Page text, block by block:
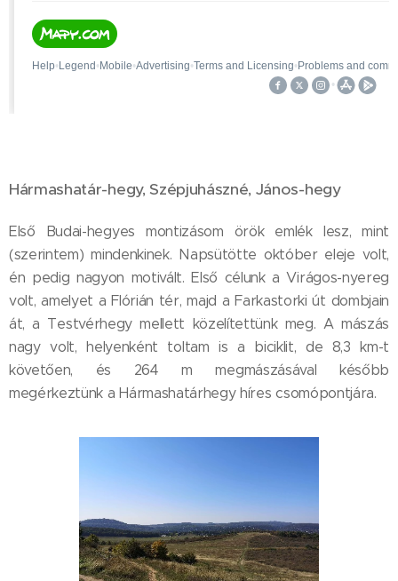
Hármashatár-hegy, Szépjuhászné, János-hegy
Első Budai-hegyes montizásom örök emlék lesz, mint
(szerintem) mindenkinek. Napsütötte október eleje volt,
én pedig nagyon motivált. Első célunk a Virágos-nyereg
volt, amelyet a Flórián tér, majd a Farkastorki út dombjain
át, a Testvérhegy mellett közelítettünk meg. A mászás
nagy volt, helyenként toltam is a biciklit, de 8,3 km-t
követően, és 264 m megmászásával később
megérkeztünk a Hármashatárhegy híres csomópontjára.